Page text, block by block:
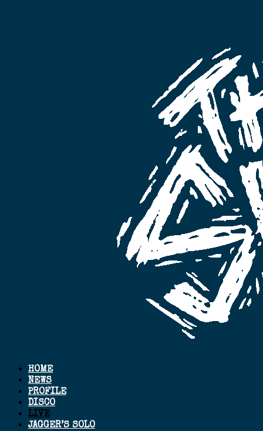
HOME
NEWS
PROFILE
DISCO
LIVE
JAGGER’S SOLO